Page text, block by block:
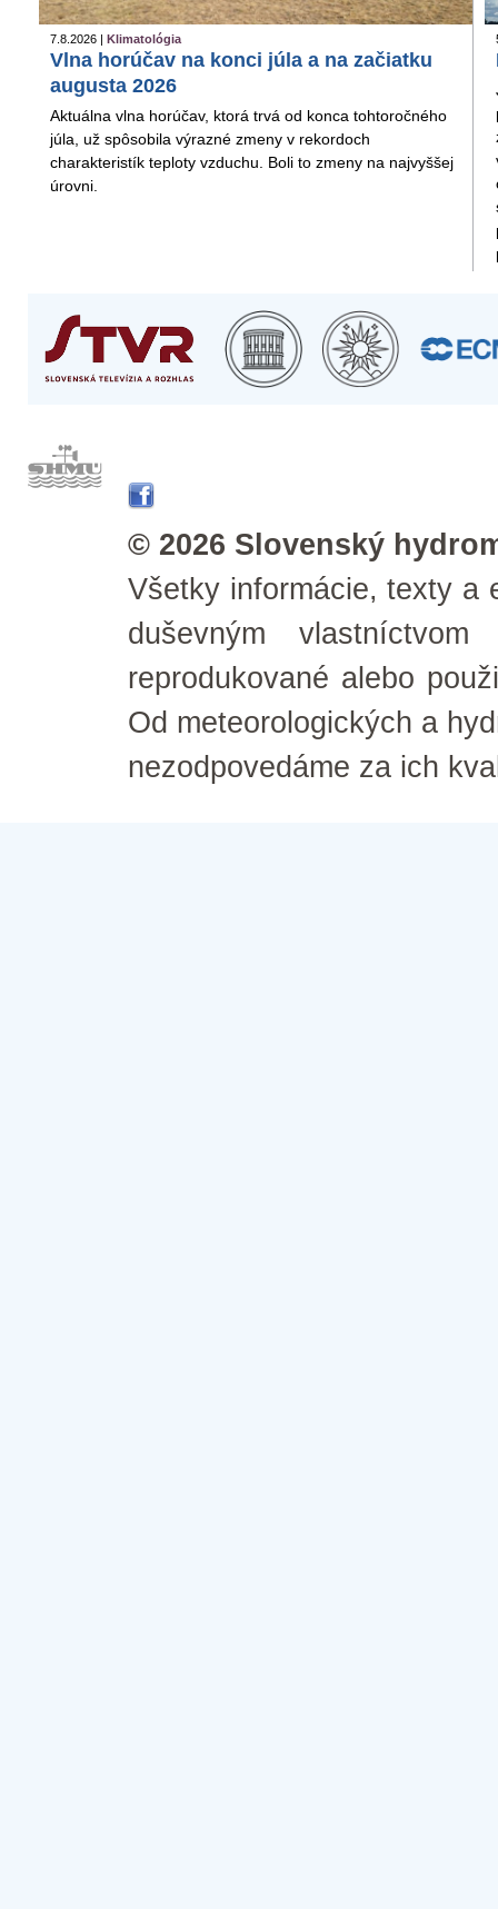
7.8.2026 | Klimatológia
Vlna horúčav na konci júla a na začiatku
augusta 2026
Aktuálna vlna horúčav, ktorá trvá od konca tohtoročného
júla, už spôsobila výrazné zmeny v rekordoch
charakteristík teploty vzduchu. Boli to zmeny na najvyššej
úrovni.
© 2026 Slovenský
Všetky informácie, texty a
duševným
reprodukované alebo
Od meteorologických a
nezodpovedáme za ich